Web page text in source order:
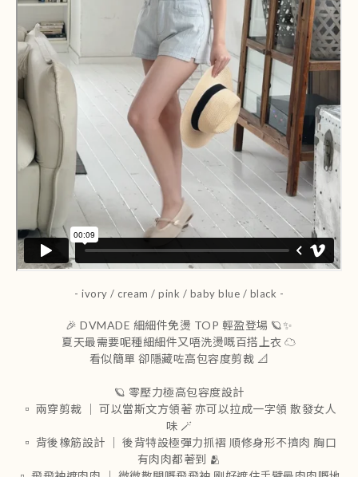
- ivory / cream / pink / baby blue / black -
🎉 DVMADE 細細件免燙 TOP 輕盈登場 🪐✨
夏天最需要呢種細細件又唔洗燙嘅百搭上衣 ☁️
看似簡單 卻隱藏咗高包容度剪裁 📐
🪐 零壓力極高包容度設計
▫️ 兩穿剪裁 ｜ 可以當斯文方領著 亦可以拉成一字領 散發女人
味 🪄
▫️ 背後橡筋設計 ｜ 後背特設極彈力抓褶 順修身形不擠肉 胸口
有肉肉都著到 🫂